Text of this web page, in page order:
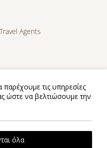
Travel Agents
Λήψη εφαρμογής στο
Google Play
Venezia. All rights
τις υπηρεσίες
ώστε να βελτιώσουμε την
όλα